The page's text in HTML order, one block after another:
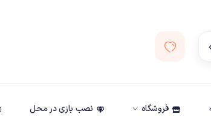
فروشگاه نصب بازی در محل